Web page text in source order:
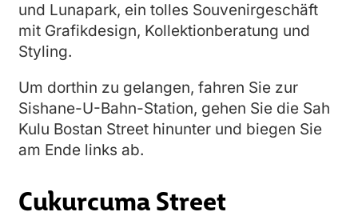
und Lunapark, ein tolles Souvenirgeschäft
mit Grafikdesign, Kollektionberatung und
Styling.
Um dorthin zu gelangen, fahren Sie zur
Sishane-U-Bahn-Station, gehen Sie die Sah
Kulu Bostan Street hinunter und biegen Sie
am Ende links ab.
Cukurcuma Street